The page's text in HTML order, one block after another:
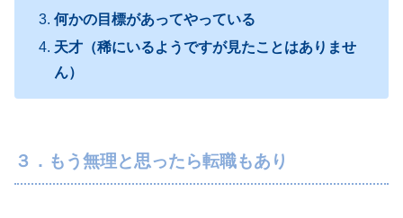
何かの目標があってやっている
天才（稀にいるようですが見たことはありませ
ん）
３．もう無理と思ったら転職もあり